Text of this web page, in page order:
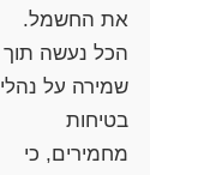
את החשמל.
הכל נעשה תוך
שמירה על נהלי
בטיחות
מחמירים, כי